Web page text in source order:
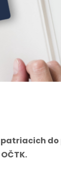
patriacich